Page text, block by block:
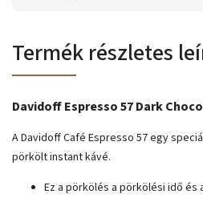
Termék részletes
Davidoff Espresso 57 Dark
A Davidoff Café Espresso 57 egy
pörkölt instant kávé.
Ez a pörkölés a pörkölési idő